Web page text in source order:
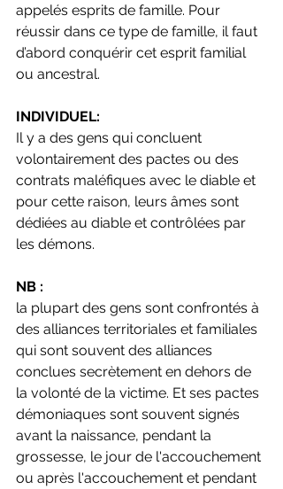
appelés esprits de famille. Pour
réussir dans ce type de famille, il faut
d’abord conquérir cet esprit familial
ou ancestral.
INDIVIDUEL:
Il y a des gens qui concluent
volontairement des pactes ou des
contrats maléfiques avec le diable et
pour cette raison, leurs âmes sont
dédiées au diable et contrôlées par
les démons.
NB :
la plupart des gens sont confrontés à
des alliances territoriales et familiales
qui sont souvent des alliances
conclues secrètement en dehors de
la volonté de la victime. Et ses pactes
démoniaques sont souvent signés
avant la naissance, pendant la
grossesse, le jour de l'accouchement
ou après l'accouchement et pendant